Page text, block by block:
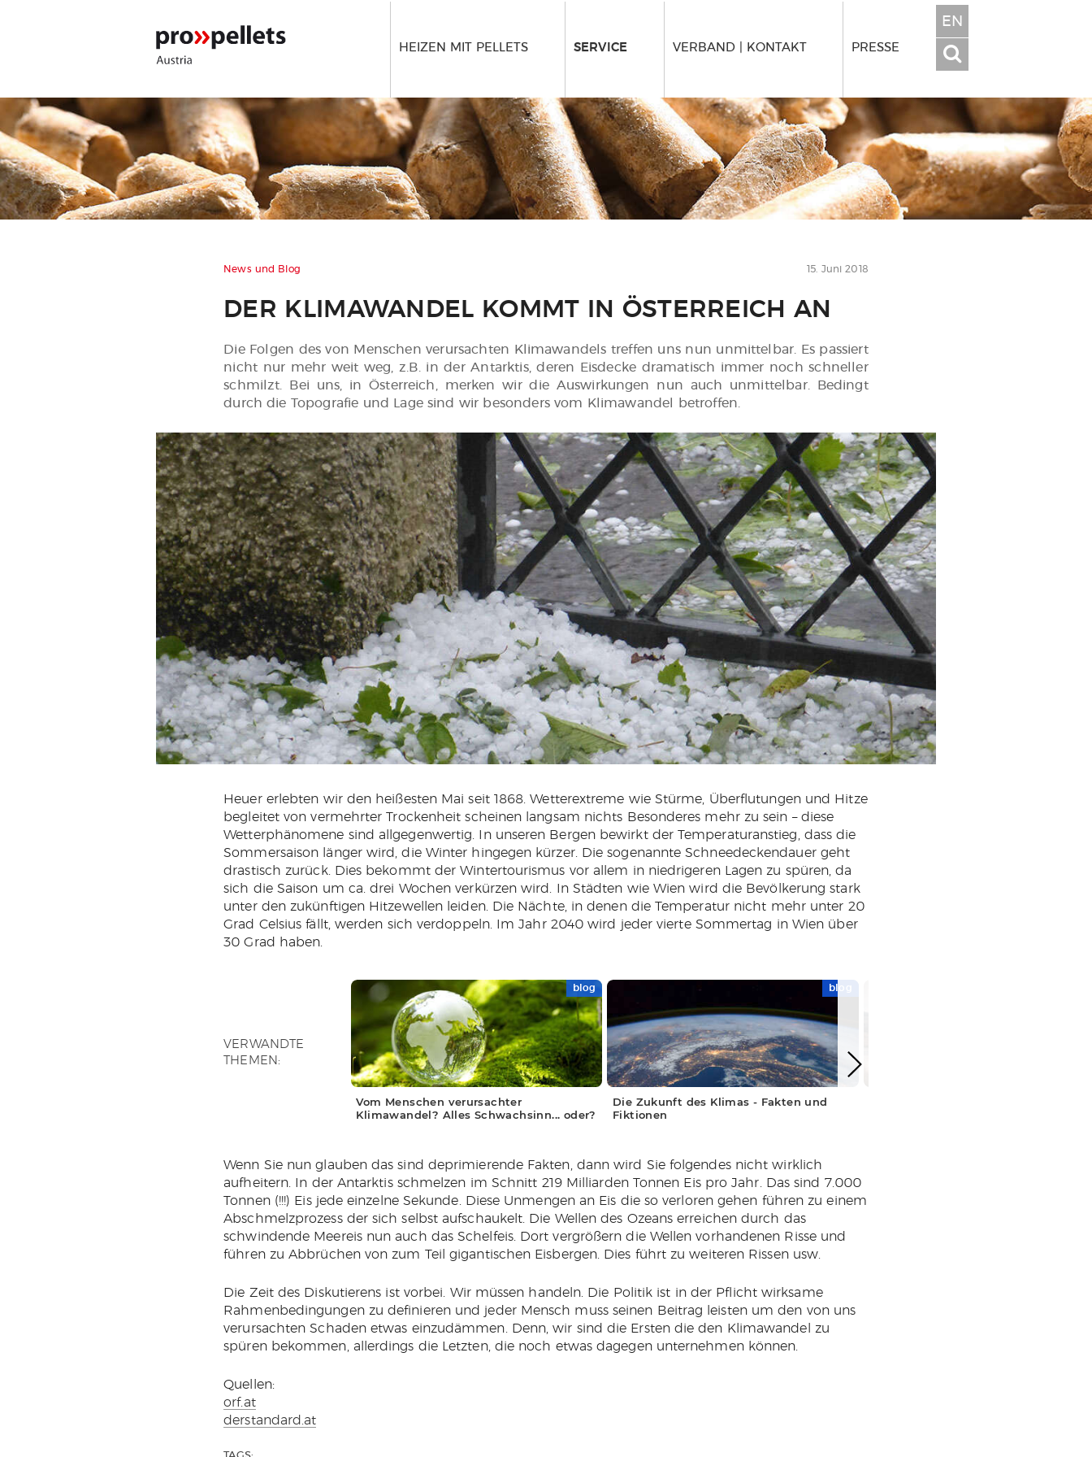
HEIZEN MIT PELLETS SERVICE VERBAND | KONTAKT PRESSE
EN
15. Juni 2018
News und Blog
DER KLIMAWANDEL KOMMT IN ÖSTERREICH AN
Die Folgen des von Menschen verursachten Klimawandels treffen uns nun unmittelbar. Es passiert
nicht nur mehr weit weg, z.B. in der Antarktis, deren Eisdecke dramatisch immer noch schneller
schmilzt. Bei uns, in Österreich, merken wir die Auswirkungen nun auch unmittelbar. Bedingt
durch die Topografie und Lage sind wir besonders vom Klimawandel betroffen.
Heuer erlebten wir den heißesten Mai seit 1868. Wetterextreme wie Stürme, Überflutungen und Hitze
begleitet von vermehrter Trockenheit scheinen langsam nichts Besonderes mehr zu sein – diese
Wetterphänomene sind allgegenwertig. In unseren Bergen bewirkt der Temperaturanstieg, dass die
Sommersaison länger wird, die Winter hingegen kürzer. Die sogenannte Schneedeckendauer geht
drastisch zurück. Dies bekommt der Wintertourismus vor allem in niedrigeren Lagen zu spüren, da
sich die Saison um ca. drei Wochen verkürzen wird. In Städten wie Wien wird die Bevölkerung stark
unter den zukünftigen Hitzewellen leiden. Die Nächte, in denen die Temperatur nicht mehr unter 20
Grad Celsius fällt, werden sich verdoppeln. Im Jahr 2040 wird jeder vierte Sommertag in Wien über
30 Grad haben.
VERWANDTE
THEMEN:
WEITERLESEN
blog
Vom Menschen verursachter
Klimawandel? Alles Schwachsinn... oder?
WEITERLESEN
blog
Die Zukunft des Klimas - Fakten und
Fiktionen
Wenn Sie nun glauben das sind deprimierende Fakten, dann wird Sie folgendes nicht wirklich
aufheitern. In der Antarktis schmelzen im Schnitt 219 Milliarden Tonnen Eis pro Jahr. Das sind 7.000
Tonnen (!!!) Eis jede einzelne Sekunde. Diese Unmengen an Eis die so verloren gehen führen zu einem
Abschmelzprozess der sich selbst aufschaukelt. Die Wellen des Ozeans erreichen durch das
schwindende Meereis nun auch das Schelfeis. Dort vergrößern die Wellen vorhandenen Risse und
führen zu Abbrüchen von zum Teil gigantischen Eisbergen. Dies führt zu weiteren Rissen usw.
Die Zeit des Diskutierens ist vorbei. Wir müssen handeln. Die Politik ist in der Pflicht wirksame
Rahmenbedingungen zu definieren und jeder Mensch muss seinen Beitrag leisten um den von uns
verursachten Schaden etwas einzudämmen. Denn, wir sind die Ersten die den Klimawandel zu
spüren bekommen, allerdings die Letzten, die noch etwas dagegen unternehmen können.
Quellen:
orf.at
derstandard.at